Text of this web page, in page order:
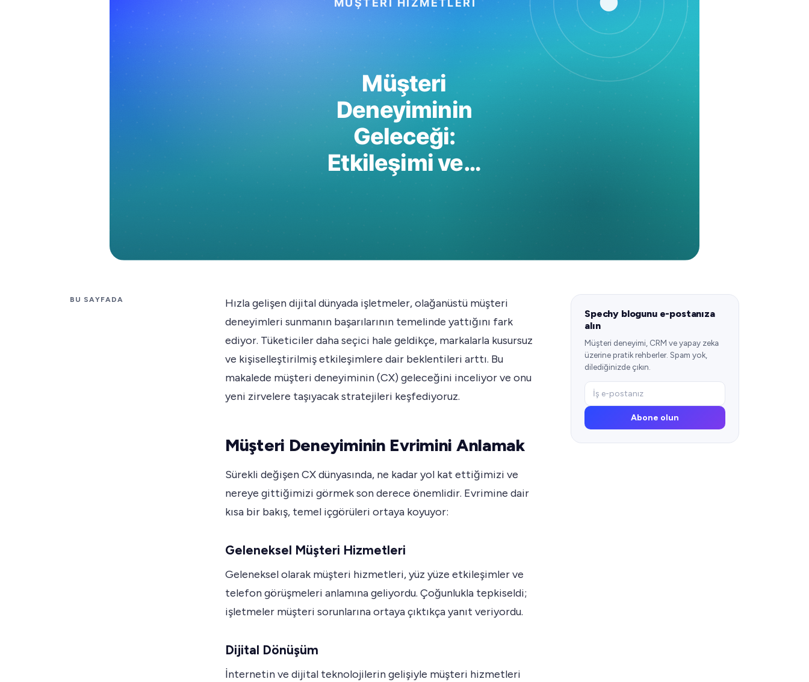
BU SAYFADA
Hızla gelişen dijital dünyada işletmeler, olağanüstü müşteri
deneyimleri sunmanın başarılarının temelinde yattığını fark
ediyor. Tüketiciler daha seçici hale geldikçe, markalarla kusursuz
ve kişiselleştirilmiş etkileşimlere dair beklentileri arttı. Bu
makalede müşteri deneyiminin (CX) geleceğini inceliyor ve onu
yeni zirvelere taşıyacak stratejileri keşfediyoruz.
Müşteri Deneyiminin Evrimini Anlamak
Sürekli değişen CX dünyasında, ne kadar yol kat ettiğimizi ve
nereye gittiğimizi görmek son derece önemlidir. Evrimine dair
kısa bir bakış, temel içgörüleri ortaya koyuyor:
Geleneksel Müşteri Hizmetleri
Geleneksel olarak müşteri hizmetleri, yüz yüze etkileşimler ve
telefon görüşmeleri anlamına geliyordu. Çoğunlukla tepkiseldi;
işletmeler müşteri sorunlarına ortaya çıktıkça yanıt veriyordu.
Dijital Dönüşüm
İnternetin ve dijital teknolojilerin gelişiyle müşteri hizmetleri
Spechy blogunu e-postanıza
alın
Müşteri deneyimi, CRM ve yapay zeka
üzerine pratik rehberler. Spam yok,
dilediğinizde çıkın.
Abone olun